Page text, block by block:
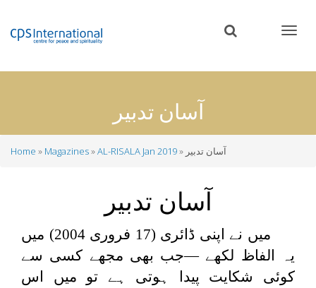
content
آسان تدبیر
Home Magazines AL-RISALA Jan 2019 آسان تدبیر
آسان تدبیر
میں نے اپنی ڈائری (17 فروری 2004) میں
یہ الفاظ لکھے —جب بھی مجھے کسی سے
کوئی شکایت پیدا ہوتی ہے تو میں اس